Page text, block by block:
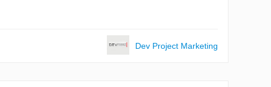
Dev Project Marketing